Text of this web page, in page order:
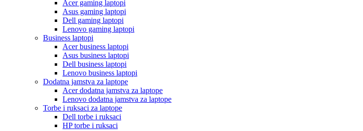
Acer gaming laptopi
Asus gaming laptopi
Dell gaming laptopi
Lenovo gaming laptopi
Business laptopi
Acer business laptopi
Asus business laptopi
Dell business laptopi
Lenovo business laptopi
Dodatna jamstva za laptope
Acer dodatna jamstva za laptope
Lenovo dodatna jamstva za laptope
Torbe i ruksaci za laptope
Dell torbe i ruksaci
HP torbe i ruksaci